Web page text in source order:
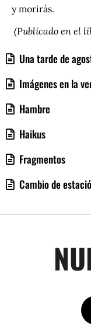
Una tarde de
Imágenes en la
Hambre
Haikus
Fragmentos
Cambio de
y morirás.
(Publicado en el